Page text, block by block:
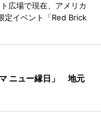
広場で現在、アメリカ
定イベント「Red Brick
ニュー縁日」 地元